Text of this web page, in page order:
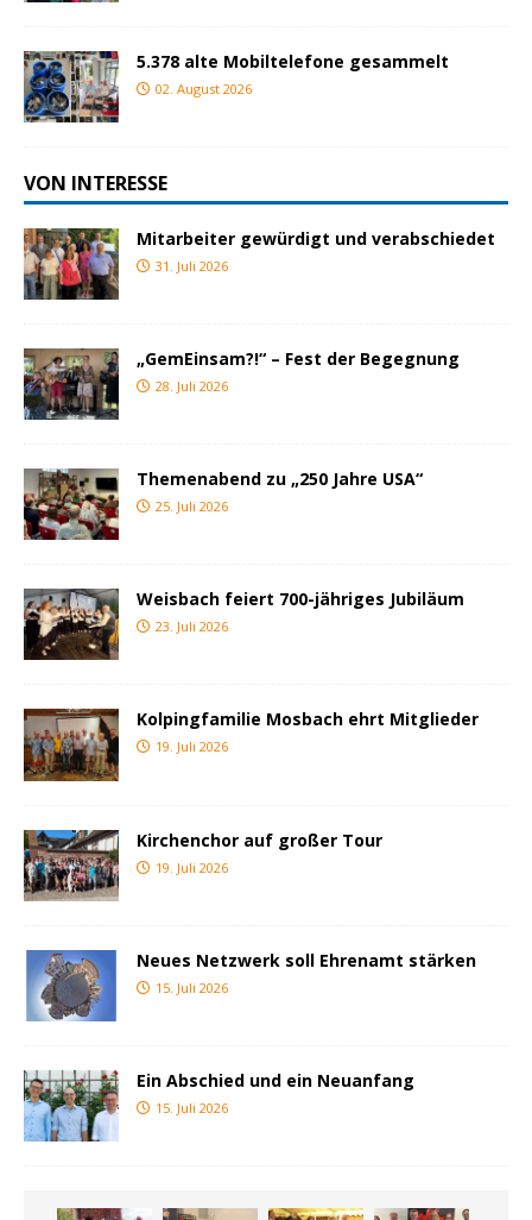
5.378 alte Mobiltelefone gesammelt
02. August 2026
VON INTERESSE
Mitarbeiter gewürdigt und verabschiedet
31. Juli 2026
„GemEinsam?!“ – Fest der Begegnung
28. Juli 2026
Themenabend zu „250 Jahre USA“
25. Juli 2026
Weisbach feiert 700-jähriges Jubiläum
23. Juli 2026
Kolpingfamilie Mosbach ehrt Mitglieder
19. Juli 2026
Kirchenchor auf großer Tour
19. Juli 2026
Neues Netzwerk soll Ehrenamt stärken
15. Juli 2026
Ein Abschied und ein Neuanfang
15. Juli 2026